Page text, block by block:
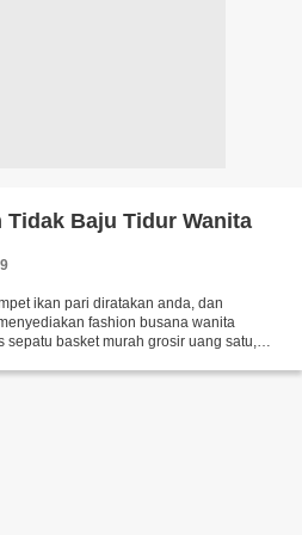
Baju Tidur Wanita
ikan pari diratakan anda, dan
fashion busana wanita
sepatu basket murah grosir uang satu,